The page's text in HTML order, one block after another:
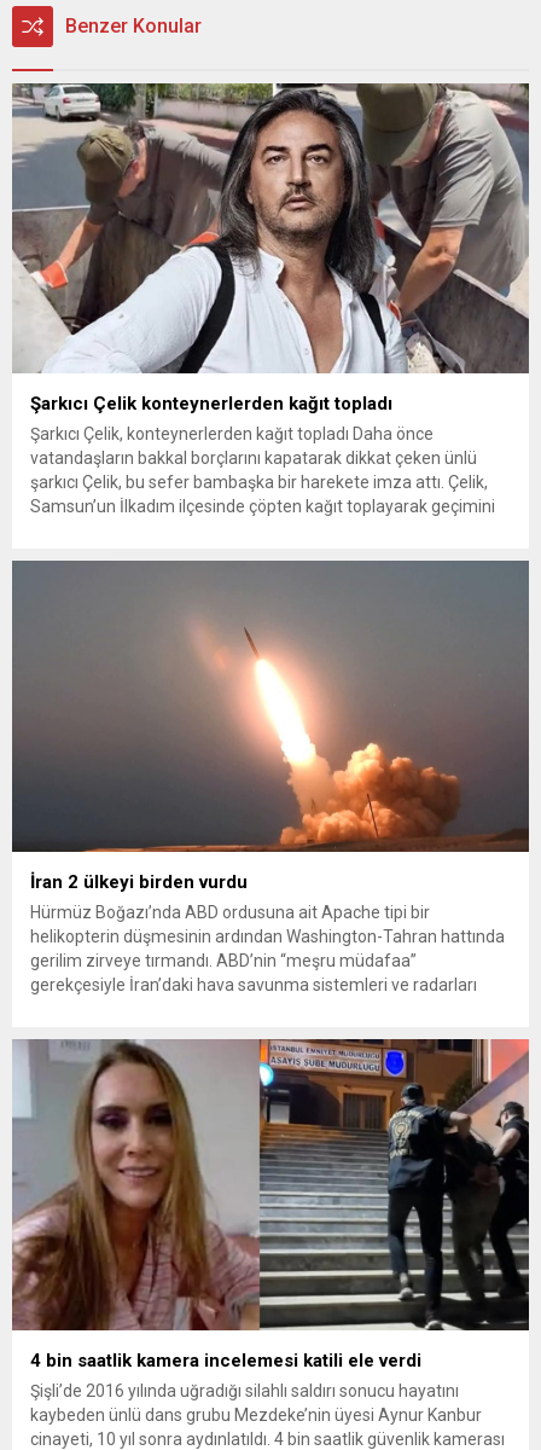
Benzer Konular
Şarkıcı Çelik konteynerlerden kağıt topladı
Şarkıcı Çelik, konteynerlerden kağıt topladı Daha önce
vatandaşların bakkal borçlarını kapatarak dikkat çeken ünlü
şarkıcı Çelik, bu sefer bambaşka bir harekete imza attı. Çelik,
Samsun’un İlkadım ilçesinde çöpten kağıt toplayarak geçimini
İran 2 ülkeyi birden vurdu
Hürmüz Boğazı’nda ABD ordusuna ait Apache tipi bir
helikopterin düşmesinin ardından Washington-Tahran hattında
gerilim zirveye tırmandı. ABD’nin “meşru müdafaa”
gerekçesiyle İran’daki hava savunma sistemleri ve radarları
yeni bir ABD saldırısına anında yanıt verileceğini duyurdu....
4 bin saatlik kamera incelemesi katili ele verdi
Şişli’de 2016 yılında uğradığı silahlı saldırı sonucu hayatını
kaybeden ünlü dans grubu Mezdeke’nin üyesi Aynur Kanbur
cinayeti, 10 yıl sonra aydınlatıldı. 4 bin saatlik güvenlik kamerası